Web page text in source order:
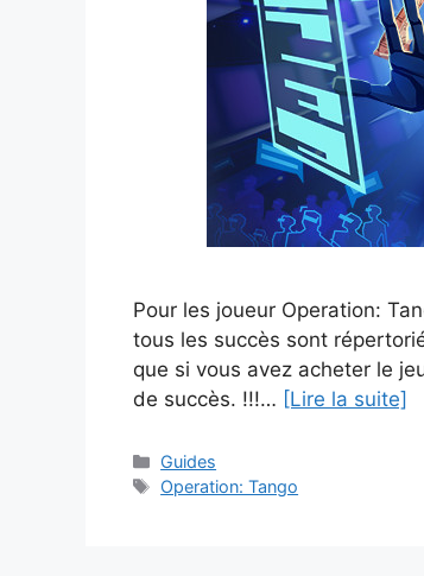
Pour les joueur Operation:
tous les succès sont
que si vous avez acheter le
de succès. !!!… [Lire la suite]
Catégories
Guides
Étiquettes
Operation: Tango